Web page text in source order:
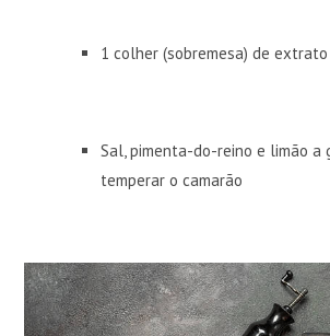
1 colher (sobremesa) de
Sal, pimenta-do-reino e limão a
temperar o camarão